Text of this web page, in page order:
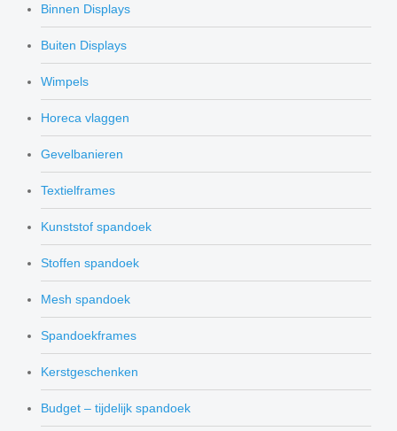
Binnen Displays
Buiten Displays
Wimpels
Horeca vlaggen
Gevelbanieren
Textielframes
Kunststof spandoek
Stoffen spandoek
Mesh spandoek
Spandoekframes
Kerstgeschenken
Budget – tijdelijk spandoek